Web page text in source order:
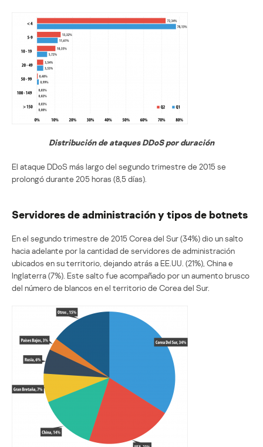
Distribución de ataques DDoS por duración
El ataque DDoS más largo del segundo trimestre de 2015 se
prolongó durante 205 horas (8,5 días).
Servidores de administración y tipos de botnets
En el segundo trimestre de 2015 Corea del Sur (34%) dio un salto
hacia adelante por la cantidad de servidores de administración
ubicados en su territorio, dejando atrás a EE.UU. (21%), China e
Inglaterra (7%). Este salto fue acompañado por un aumento brusco
del número de blancos en el territorio de Corea del Sur.